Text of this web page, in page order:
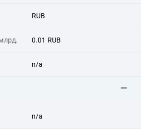
RUB
0.01 RUB
n/a
n/a